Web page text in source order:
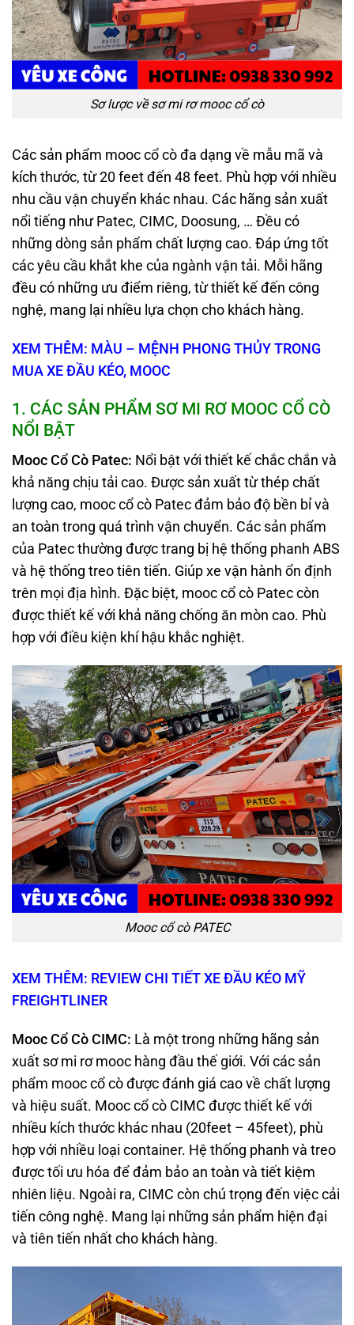
Sơ lược về sơ mi rơ mooc cổ cò
Các sản phẩm mooc cổ cò đa dạng về mẫu mã và
kích thước, từ 20 feet đến 48 feet. Phù hợp với nhiều
nhu cầu vận chuyển khác nhau. Các hãng sản xuất
nổi tiếng như Patec, CIMC, Doosung, … Đều có
những dòng sản phẩm chất lượng cao. Đáp ứng tốt
các yêu cầu khắt khe của ngành vận tải. Mỗi hãng
đều có những ưu điểm riêng, từ thiết kế đến công
nghệ, mang lại nhiều lựa chọn cho khách hàng.
XEM THÊM: MÀU – MỆNH PHONG THỦY TRONG
MUA XE ĐẦU KÉO, MOOC
1 . CÁC SẢN PHẨM SƠ MI RƠ MOOC CỔ CÒ
NỔI BẬT
Mooc Cổ Cò Patec: Nổi bật với thiết kế chắc chắn và
khả năng chịu tải cao. Được sản xuất từ thép chất
lượng cao, mooc cổ cò Patec đảm bảo độ bền bỉ và
an toàn trong quá trình vận chuyển. Các sản phẩm
của Patec thường được trang bị hệ thống phanh ABS
và hệ thống treo tiên tiến. Giúp xe vận hành ổn định
trên mọi địa hình. Đặc biệt, mooc cổ cò Patec còn
được thiết kế với khả năng chống ăn mòn cao. Phù
hợp với điều kiện khí hậu khắc nghiệt.
Mooc cổ cò PATEC
XEM THÊM: REVIEW CHI TIẾT XE ĐẦU KÉO MỸ
FREIGHTLINER
Mooc Cổ Cò CIMC: Là một trong những hãng sản
xuất sơ mi rơ mooc hàng đầu thế giới. Với các sản
phẩm mooc cổ cò được đánh giá cao về chất lượng
và hiệu suất. Mooc cổ cò CIMC được thiết kế với
nhiều kích thước khác nhau (20feet – 45feet), phù
hợp với nhiều loại container. Hệ thống phanh và treo
được tối ưu hóa để đảm bảo an toàn và tiết kiệm
nhiên liệu. Ngoài ra, CIMC còn chú trọng đến việc cải
tiến công nghệ. Mang lại những sản phẩm hiện đại
và tiên tiến nhất cho khách hàng.